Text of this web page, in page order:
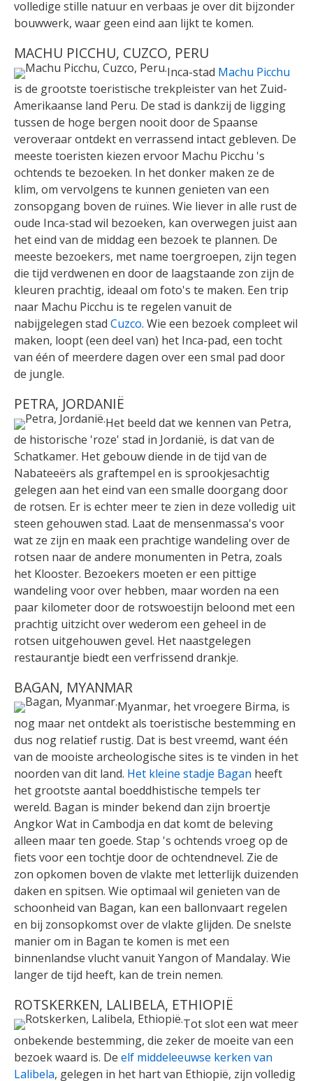
volledige stille natuur en verbaas je over dit bijzonder
bouwwerk, waar geen eind aan lijkt te komen.
MACHU PICCHU, CUZCO, PERU
Inca-stad Machu Picchu
is de grootste toeristische trekpleister van het Zuid-
Amerikaanse land Peru. De stad is dankzij de ligging
tussen de hoge bergen nooit door de Spaanse
veroveraar ontdekt en verrassend intact gebleven. De
meeste toeristen kiezen ervoor Machu Picchu 's
ochtends te bezoeken. In het donker maken ze de
klim, om vervolgens te kunnen genieten van een
zonsopgang boven de ruïnes. Wie liever in alle rust de
oude Inca-stad wil bezoeken, kan overwegen juist aan
het eind van de middag een bezoek te plannen. De
meeste bezoekers, met name toergroepen, zijn tegen
die tijd verdwenen en door de laagstaande zon zijn de
kleuren prachtig, ideaal om foto's te maken. Een trip
naar Machu Picchu is te regelen vanuit de
nabijgelegen stad Cuzco. Wie een bezoek compleet wil
maken, loopt (een deel van) het Inca-pad, een tocht
van één of meerdere dagen over een smal pad door
de jungle.
PETRA, JORDANIË
Het beeld dat we kennen van Petra,
de historische 'roze' stad in Jordanië, is dat van de
Schatkamer. Het gebouw diende in de tijd van de
Nabateeërs als graftempel en is sprookjesachtig
gelegen aan het eind van een smalle doorgang door
de rotsen. Er is echter meer te zien in deze volledig uit
steen gehouwen stad. Laat de mensenmassa's voor
wat ze zijn en maak een prachtige wandeling over de
rotsen naar de andere monumenten in Petra, zoals
het Klooster. Bezoekers moeten er een pittige
wandeling voor over hebben, maar worden na een
paar kilometer door de rotswoestijn beloond met een
prachtig uitzicht over wederom een geheel in de
rotsen uitgehouwen gevel. Het naastgelegen
restaurantje biedt een verfrissend drankje.
BAGAN, MYANMAR
Myanmar, het vroegere Birma, is
nog maar net ontdekt als toeristische bestemming en
dus nog relatief rustig. Dat is best vreemd, want één
van de mooiste archeologische sites is te vinden in het
noorden van dit land. Het kleine stadje Bagan heeft
het grootste aantal boeddhistische tempels ter
wereld. Bagan is minder bekend dan zijn broertje
Angkor Wat in Cambodja en dat komt de beleving
alleen maar ten goede. Stap 's ochtends vroeg op de
fiets voor een tochtje door de ochtendnevel. Zie de
zon opkomen boven de vlakte met letterlijk duizenden
daken en spitsen. Wie optimaal wil genieten van de
schoonheid van Bagan, kan een ballonvaart regelen
en bij zonsopkomst over de vlakte glijden. De snelste
manier om in Bagan te komen is met een
binnenlandse vlucht vanuit Yangon of Mandalay. Wie
langer de tijd heeft, kan de trein nemen.
ROTSKERKEN, LALIBELA, ETHIOPIË
Tot slot een wat meer
onbekende bestemming, die zeker de moeite van een
bezoek waard is. De elf middeleeuwse kerken van
Lalibela, gelegen in het hart van Ethiopië, zijn volledig